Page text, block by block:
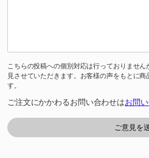
こちらの投稿への個別対応は行っておりませ
見させていただきます。お客様の声をもとに
す。
ご注文にかかわるお問い合わせはお問